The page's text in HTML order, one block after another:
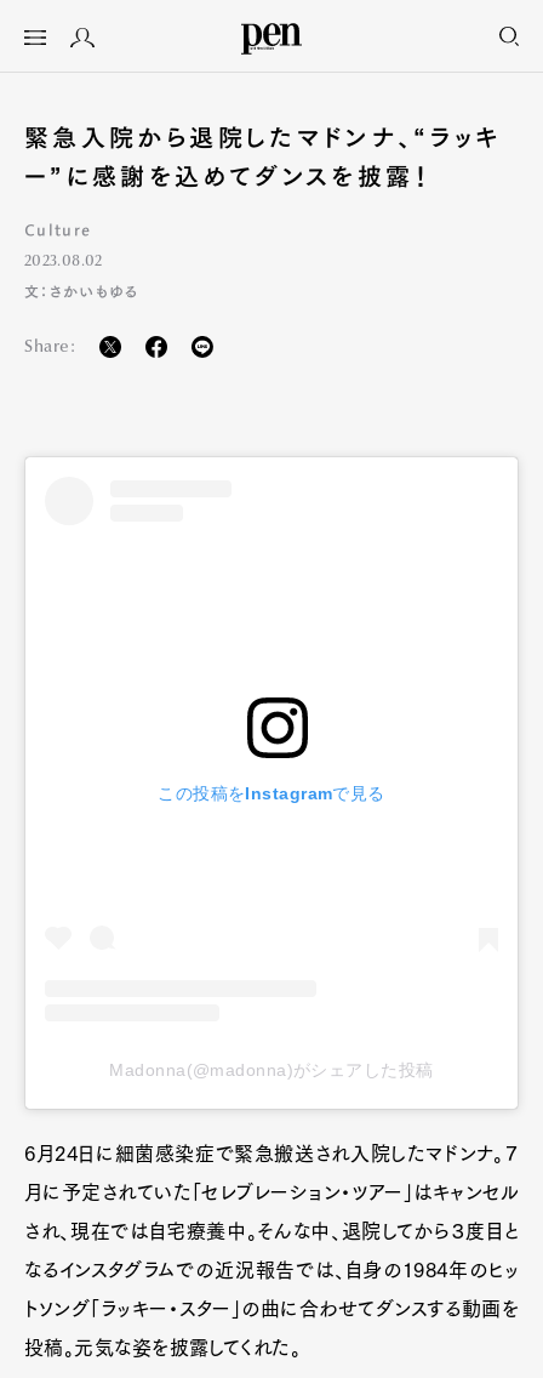
緊急入院から退院したマドンナ、“ラッキ
ー”に感謝を込めてダンスを披露！
Culture
2023.08.02
文：さかいもゆる
Share:
この投稿をInstagramで見る
Madonna(@madonna)がシェアした投稿
6月24日に細菌感染症で緊急搬送され入院したマドンナ。７
月に予定されていた「セレブレーション・ツアー」はキャンセル
され、現在では自宅療養中。そんな中、退院してから３度目と
なるインスタグラムでの近況報告では、自身の1984年のヒッ
トソング「ラッキー・スター」の曲に合わせてダンスする動画を
投稿。元気な姿を披露してくれた。